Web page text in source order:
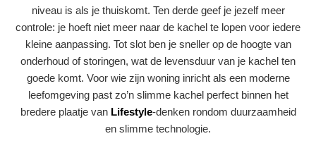
niveau is als je thuiskomt. Ten derde geef je jezelf meer
controle: je hoeft niet meer naar de kachel te lopen voor iedere
kleine aanpassing. Tot slot ben je sneller op de hoogte van
onderhoud of storingen, wat de levensduur van je kachel ten
goede komt. Voor wie zijn woning inricht als een moderne
leefomgeving past zo’n slimme kachel perfect binnen het
bredere plaatje van Lifestyle-denken rondom duurzaamheid
en slimme technologie.